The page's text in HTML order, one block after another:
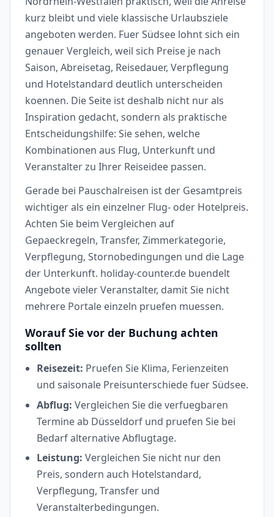
kurz bleibt und viele klassische Urlaubsziele
angeboten werden. Fuer Südsee lohnt sich ein
genauer Vergleich, weil sich Preise je nach
Saison, Abreisetag, Reisedauer, Verpflegung
und Hotelstandard deutlich unterscheiden
koennen. Die Seite ist deshalb nicht nur als
Inspiration gedacht, sondern als praktische
Entscheidungshilfe: Sie sehen, welche
Kombinationen aus Flug, Unterkunft und
Veranstalter zu Ihrer Reiseidee passen.
Gerade bei Pauschalreisen ist der Gesamtpreis
wichtiger als ein einzelner Flug- oder Hotelpreis.
Achten Sie beim Vergleichen auf
Gepaeckregeln, Transfer, Zimmerkategorie,
Verpflegung, Stornobedingungen und die Lage
der Unterkunft. holiday-counter.de buendelt
Angebote vieler Veranstalter, damit Sie nicht
mehrere Portale einzeln pruefen muessen.
Worauf Sie vor der Buchung achten
sollten
Reisezeit: Pruefen Sie Klima, Ferienzeiten
und saisonale Preisunterschiede fuer Südsee.
Abflug: Vergleichen Sie die verfuegbaren
Termine ab Düsseldorf und pruefen Sie bei
Bedarf alternative Abflugtage.
Leistung: Vergleichen Sie nicht nur den
Preis, sondern auch Hotelstandard,
Verpflegung, Transfer und
Veranstalterbedingungen.